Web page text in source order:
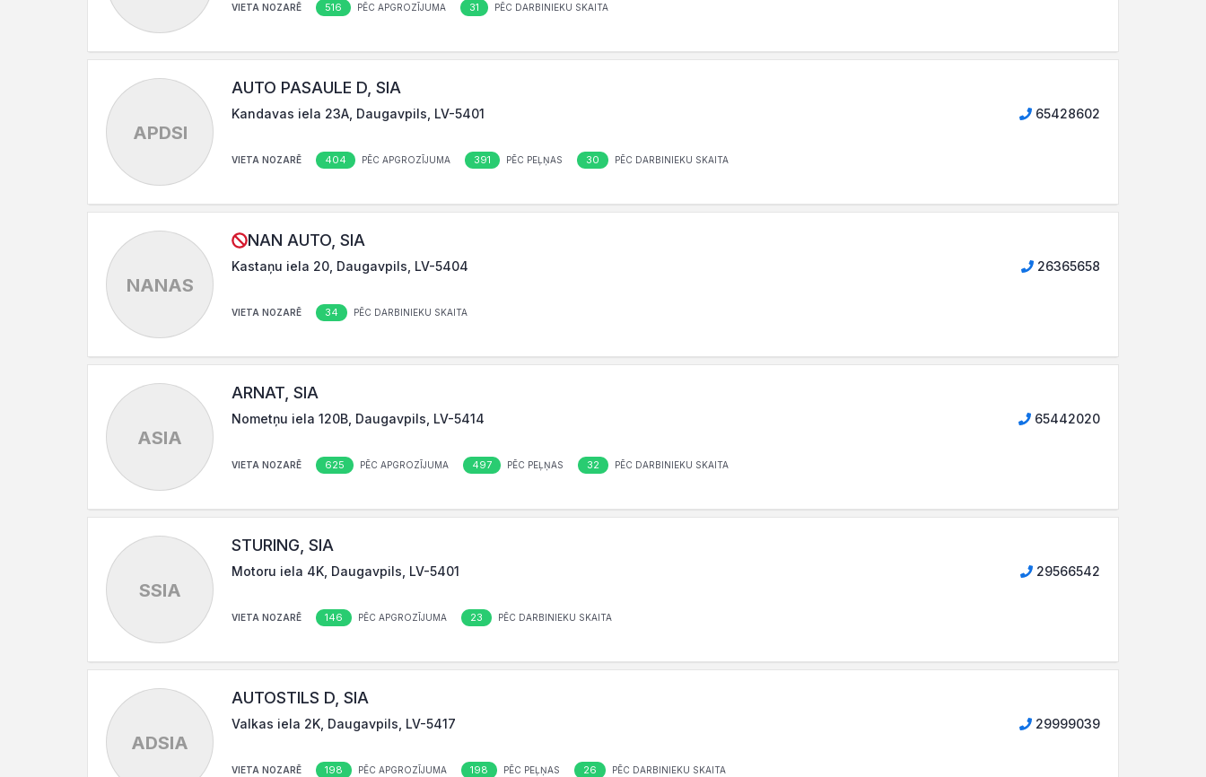
VIETA NOZARĒ 516 PĒC APGROZĪJUMA 31 PĒC DARBINIEKU SKAITA
APDSI
AUTO PASAULE D, SIA
Kandavas iela 23A, Daugavpils, LV-5401 65428602
VIETA NOZARĒ 404 PĒC APGROZĪJUMA 391 PĒC PEĻŅAS 30 PĒC DARBINIEKU SKAITA
NANAS
NAN AUTO, SIA
Kastaņu iela 20, Daugavpils, LV-5404 26365658
VIETA NOZARĒ 34 PĒC DARBINIEKU SKAITA
ASIA
ARNAT, SIA
Nometņu iela 120B, Daugavpils, LV-5414 65442020
VIETA NOZARĒ 625 PĒC APGROZĪJUMA 497 PĒC PEĻŅAS 32 PĒC DARBINIEKU SKAITA
SSIA
STURING, SIA
Motoru iela 4K, Daugavpils, LV-5401 29566542
VIETA NOZARĒ 146 PĒC APGROZĪJUMA 23 PĒC DARBINIEKU SKAITA
ADSIA
AUTOSTILS D, SIA
Valkas iela 2K, Daugavpils, LV-5417 29999039
VIETA NOZARĒ 198 PĒC APGROZĪJUMA 198 PĒC PEĻŅAS 26 PĒC DARBINIEKU SKAITA